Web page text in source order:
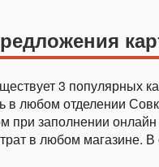
3 популярных
в любом отделении
при заполнении
в любом магазине. В